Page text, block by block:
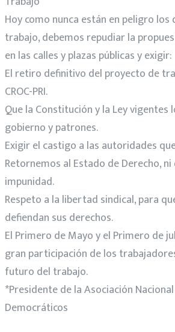
Hoy como nunca están en peligro los
trabajo, debemos repudiar la
en las calles y plazas públicas y exigir:
El retiro definitivo del proyecto de
CROC-PRI.
Que la Constitución y la Ley vigentes
gobierno y patrones.
Exigir el castigo a las autoridades
Retornemos al Estado de Derecho,
impunidad.
Respeto a la libertad sindical, para
defiendan sus derechos.
El Primero de Mayo y el Primero de
gran participación de los
futuro del trabajo.
*Presidente de la Asociación
Democráticos